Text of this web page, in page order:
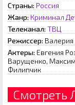
Страны: Россия
Жанр: Криминал
Телеканал: ТВЦ
Режиссер: Валерия
Актеры: Евгения
Варущенко,
Филипчик
Смотреть